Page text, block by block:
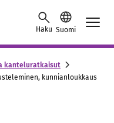
Haku Suomi
kanteluratkaisut
kunnianloukkaus